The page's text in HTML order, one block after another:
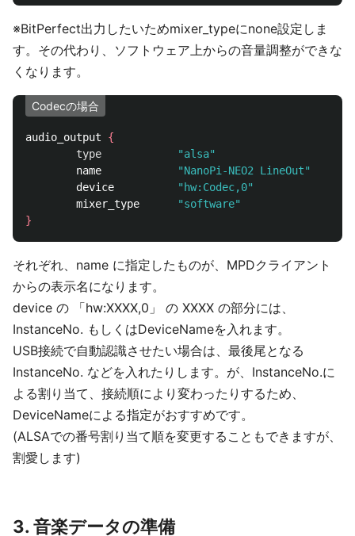
※BitPerfect出力したいためmixer_typeにnone設定しま
す。その代わり、ソフトウェア上からの音量調整ができな
くなります。
Codecの場合
audio_output {
type
"alsa"
        name
"NanoPi-NEO2 LineOut"
        device
"hw:Codec,0"
        mixer_type
"software"
}
それぞれ、name に指定したものが、MPDクライアント
からの表示名になります。
device の 「hw:XXXX,0」 の XXXX の部分には、
InstanceNo. もしくはDeviceNameを入れます。
USB接続で自動認識させたい場合は、最後尾となる
InstanceNo. などを入れたりします。が、InstanceNo.に
よる割り当て、接続順により変わったりするため、
DeviceNameによる指定がおすすめです。
(ALSAでの番号割り当て順を変更することもできますが、
割愛します)
3. 音楽データの準備